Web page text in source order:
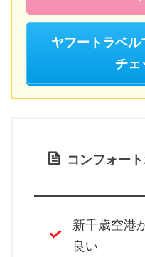
ヤフートラベ
チェ
コンフォー
新千歳空港
良い